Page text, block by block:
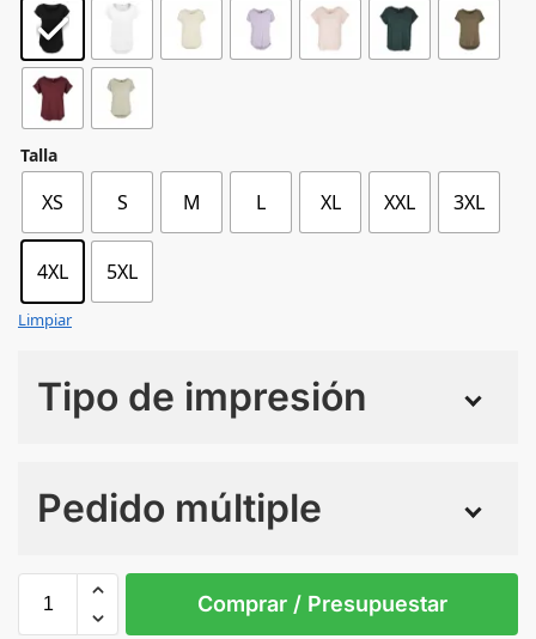
Talla
XS S M L XL XXL 3XL
4XL 5XL
Limpiar
Tipo de impresión
Pedido múltiple
M
Comprar / Presupuestar